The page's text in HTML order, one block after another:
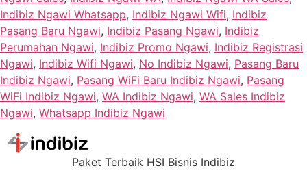
Indibiz Ngawi Whatsapp, Indibiz Ngawi Wifi, Indibiz
Pasang Baru Ngawi, Indibiz Pasang Ngawi, Indibiz
Perumahan Ngawi, Indibiz Promo Ngawi, Indibiz Registrasi
Ngawi, Indibiz Wifi Ngawi, No Indibiz Ngawi, Pasang Baru
Indibiz Ngawi, Pasang WiFi Baru Indibiz Ngawi, Pasang
WiFi Indibiz Ngawi, WA Indibiz Ngawi, WA Sales Indibiz
Ngawi, Whatsapp Indibiz Ngawi
Paket Terbaik HSI Bisnis Indibiz